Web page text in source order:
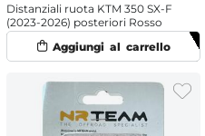
Distanziali ruota KTM 350 SX-F
(2023-2026) posteriori Rosso